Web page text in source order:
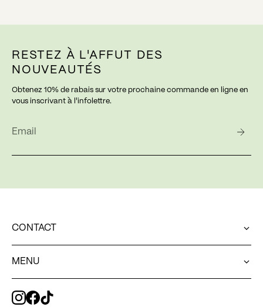
CONTACT
web@exvoto.ca
Pour contacter notre équipe en boutique
514.544.8230
Pour toute autre question
MENU
RESTEZ À L'AFFUT DES
NOUVEAUTÉS
Obtenez 10% de rabais sur votre prochaine commande en ligne en
vous inscrivant à l'infolettre.